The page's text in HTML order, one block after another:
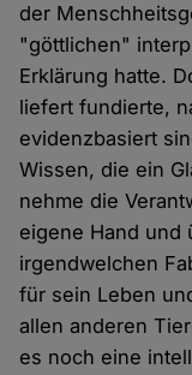
der
"göttlichen"
Erklärung hatte.
liefert fundierte,
evidenzbasiert
Wissen, die ein
nehme die
eigene Hand und
irgendwelchen
für sein Leben
allen anderen
es noch eine